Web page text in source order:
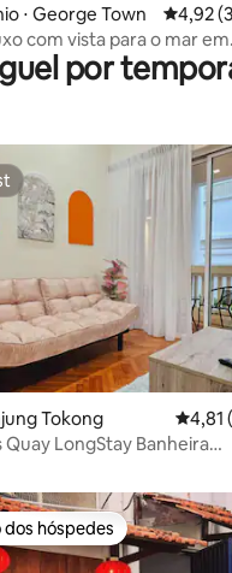
⋅ George Town 4,92 de
4,92
com vista para o mar em
Drive
por
de 5, 302 avaliações
Tokong 4,81
4,81
Quay LongStay Banheira
dos hóspedes
dos hóspedes